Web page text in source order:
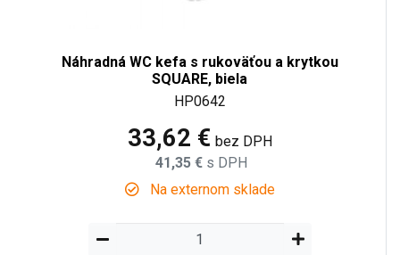
Náhradná WC kefa s rukoväťou a krytkou
SQUARE, biela
HP0642
33,62 € bez DPH
41,35 € s DPH
Na externom sklade